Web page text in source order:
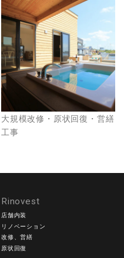
大規模改修・原状回復・営繕
工事
Rinovest
店舗内装
リノベーション
改修、営繕
原状回復